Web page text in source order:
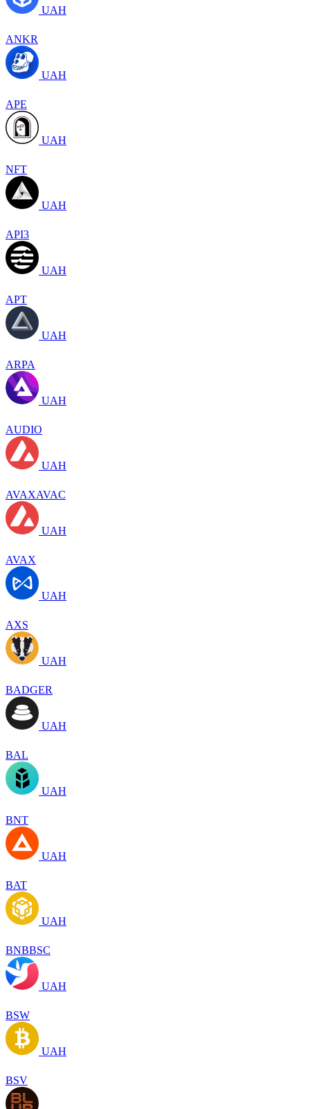
UAH
ANKR
UAH
APE
UAH
NFT
UAH
API3
UAH
APT
UAH
ARPA
UAH
AUDIO
UAH
AVAXAVAC
UAH
AVAX
UAH
AXS
UAH
BADGER
UAH
BAL
UAH
BNT
UAH
BAT
UAH
BNBBSC
UAH
BSW
UAH
BSV